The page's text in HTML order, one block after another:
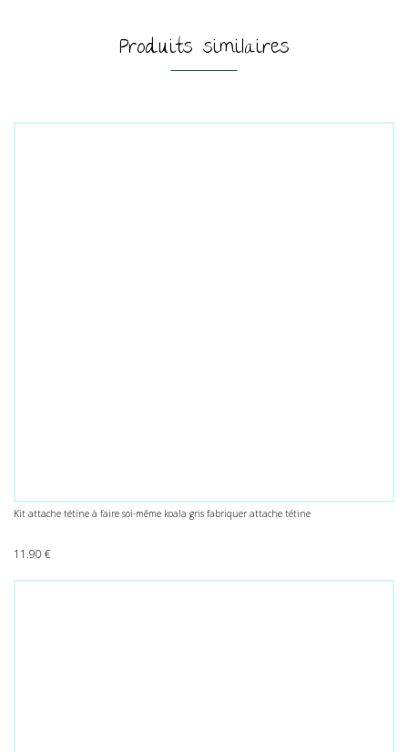
Produits similaires
Kit attache tétine à faire soi-même koala gris fabriquer attache tétine
11.90 €